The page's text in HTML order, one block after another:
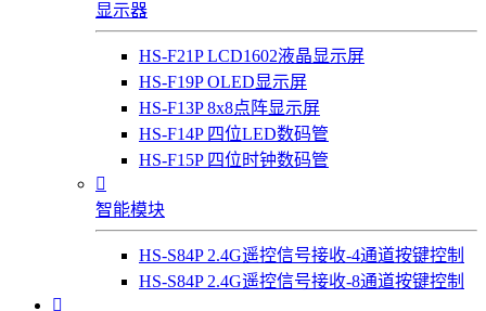
显示器
HS-F21P LCD1602液晶显示屏
HS-F19P OLED显示屏
HS-F13P 8x8点阵显示屏
HS-F14P 四位LED数码管
HS-F15P 四位时钟数码管

智能模块
HS-S84P 2.4G遥控信号接收-4通道按键控制
HS-S84P 2.4G遥控信号接收-8通道按键控制
